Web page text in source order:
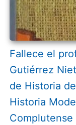
Fallece el
Gutiérrez
de Historia
Historia
Complutense